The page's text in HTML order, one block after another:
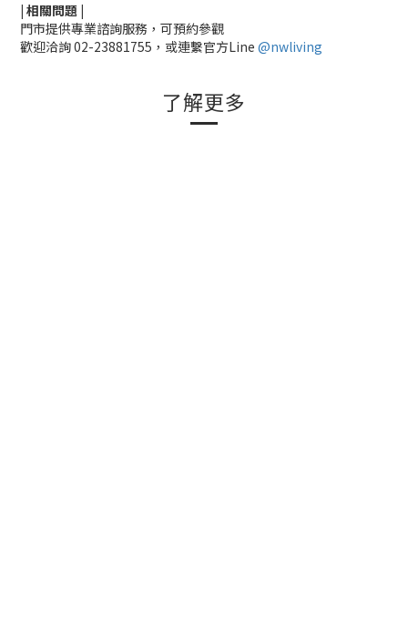
| 相關問題 |
門市提供專業諮詢服務，可預約參觀
歡迎洽詢02-23881755， 或連繫官方Line @nwliving
了解更多